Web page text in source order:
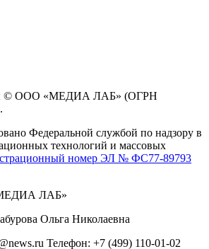
© ООО «МЕДИА ЛАБ» (ОГРН
Федеральной службой по надзору в
технологий и массовых
номер ЭЛ № ФС77-89793
ЛАБ»
Ольга Николаевна
Телефон: +7 (499) 110-01-02